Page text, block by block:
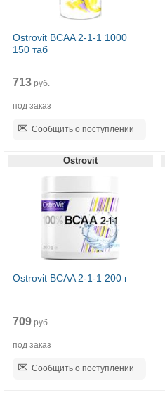
Ostrovit BCAA 2-1-1 1000
150 таб
713руб.
под заказ
Сообщить о поступлении
Ostrovit
Ostrovit BCAA 2-1-1 200 г
709руб.
под заказ
Сообщить о поступлении